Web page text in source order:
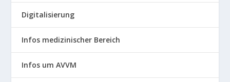
Digitalisierung
Infos medizinischer Bereich
Infos um AVVM